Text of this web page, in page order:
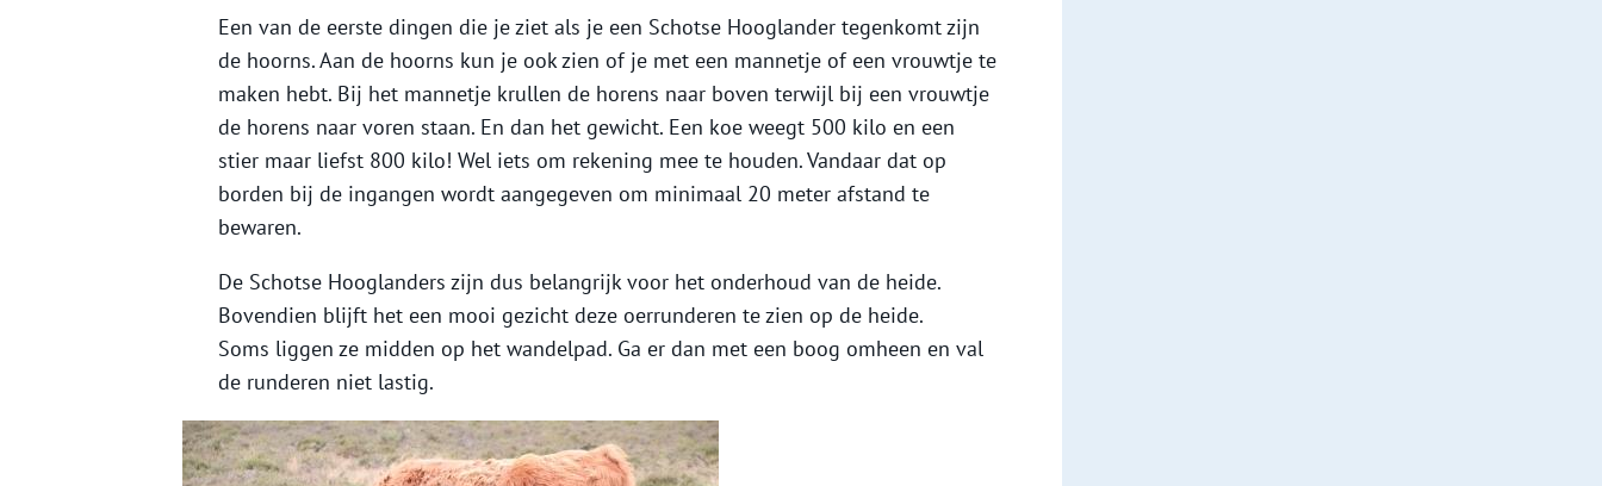
Een van de eerste dingen die je ziet als je een Schotse Hooglander tegenkomt zijn
de hoorns. Aan de hoorns kun je ook zien of je met een mannetje of een vrouwtje te
maken hebt. Bij het mannetje krullen de horens naar boven terwijl bij een vrouwtje
de horens naar voren staan. En dan het gewicht. Een koe weegt 500 kilo en een
stier maar liefst 800 kilo! Wel iets om rekening mee te houden. Vandaar dat op
borden bij de ingangen wordt aangegeven om minimaal 20 meter afstand te
bewaren.
De Schotse Hooglanders zijn dus belangrijk voor het onderhoud van de heide.
Bovendien blijft het een mooi gezicht deze oerrunderen te zien op de heide.
Soms liggen ze midden op het wandelpad. Ga er dan met een boog omheen en val
de runderen niet lastig.